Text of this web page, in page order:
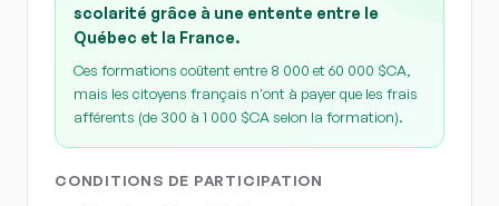
scolarité grâce à une entente entre le
Québec et la France.
Ces formations coûtent entre 8 000 et 60 000 $CA,
mais les citoyens français n'ont à payer que les frais
afférents (de 300 à 1 000 $CA selon la formation).
CONDITIONS DE PARTICIPATION